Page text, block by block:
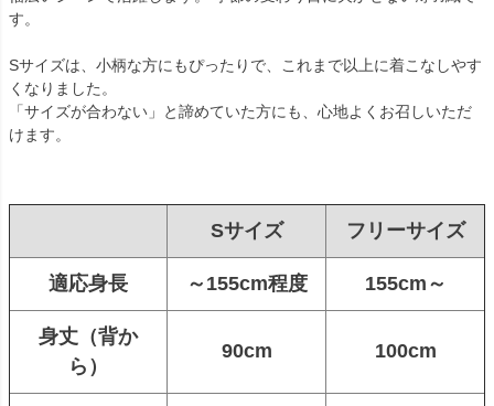
す。
Sサイズは、小柄な方にもぴったりで、これまで以上に着こなしやす
くなりました。
「サイズが合わない」と諦めていた方にも、心地よくお召しいただ
けます。
Sサイズ フリーサイズ
適応身長 ～155cm程度 155cm～
身丈（背か
ら）
90cm 100cm